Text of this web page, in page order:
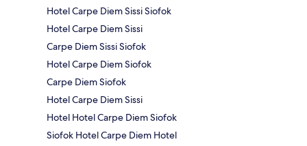
Hotel Carpe Diem Sissi Siofok
Hotel Carpe Diem Sissi
Carpe Diem Sissi Siofok
Hotel Carpe Diem Siofok
Carpe Diem Siofok
Hotel Carpe Diem Sissi
Hotel Hotel Carpe Diem Siofok
Siofok Hotel Carpe Diem Hotel